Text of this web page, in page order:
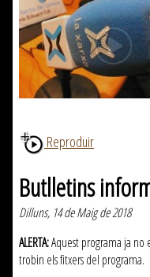
Reproduir
Butlletins
Dilluns, 14 de Maig de 2018
ALERTA:Aquest programa ja no
trobin els fitxers del programa.